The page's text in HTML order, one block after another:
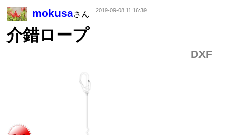
mokusaさん 2019-09-08 11:16:39
介錯ロープ
DXF